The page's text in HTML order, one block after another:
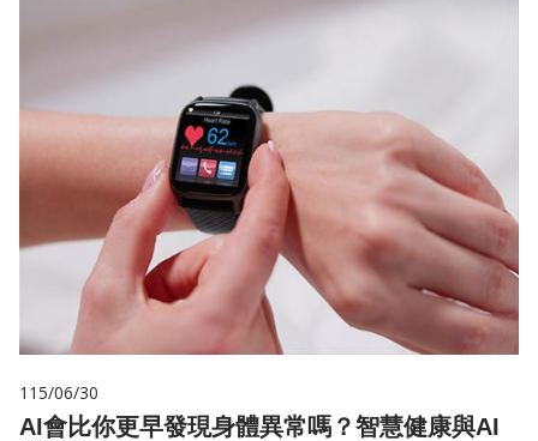
115/06/30
AI會比你更早發現身體異常嗎？智慧健康與AI